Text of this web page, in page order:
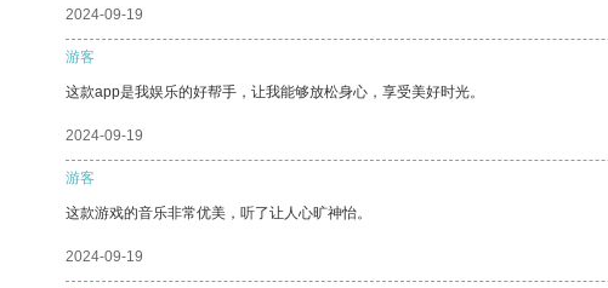
2024-09-19
游客
这款app是我娱乐的好帮手，让我能够放松身心，享受美好时光。
2024-09-19
游客
这款游戏的音乐非常优美，听了让人心旷神怡。
2024-09-19